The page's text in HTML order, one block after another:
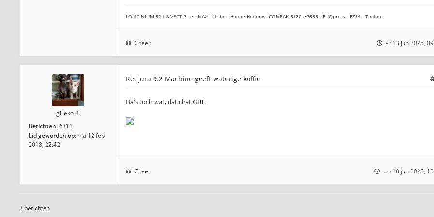
LONDINIUM R24 & VECTIS - etzMAX - Niche - Honne Hedone - COMPAK R120->GRRR - PUQpress - FZ94 - Tonino
Citeer vr 13 jun 2025,
gilleko B.
Berichten:6311
Lid geworden op: ma 12 feb
2018, 22:42
Re: Jura 9.2 Machine geeft waterige koffie
Da's toch wat, dat chat GBT.
Citeer wo 18 jun 2025,
3 berichten